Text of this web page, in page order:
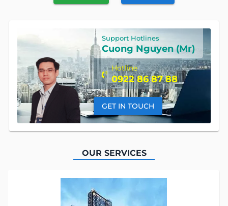
Support Hotlines
Cuong Nguyen (Mr)
Hotline
0922 86 87 88
GET IN TOUCH
OUR SERVICES